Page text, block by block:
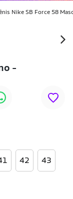
Nike SB Force 58
-
42 43